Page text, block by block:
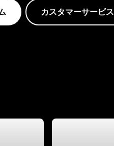
カスタマーサービス